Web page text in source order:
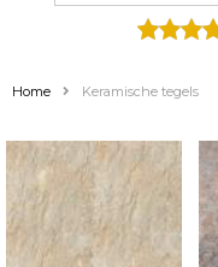
Home Keramische tegels